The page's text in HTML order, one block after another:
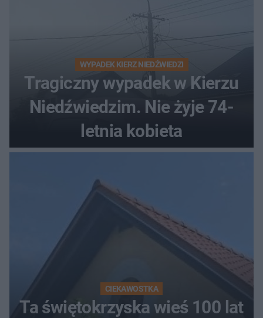
WYPADEK KIERZ NIEDŹWIEDZI
Tragiczny wypadek w Kierzu
Niedźwiedzim. Nie żyje 74-
letnia kobieta
CIEKAWOSTKA
Ta świętokrzyska wieś 100 lat